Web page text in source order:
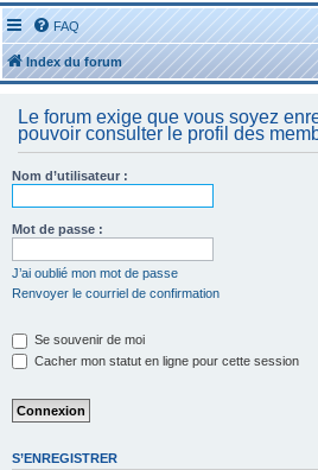
FAQ
Index du forum
Le forum exige que vous soyez
pouvoir consulter le profil des
Nom d’utilisateur :
Mot de passe :
J’ai oublié mon mot de passe
Renvoyer le courriel de confirmation
Se souvenir de moi
Cacher mon statut en ligne pour cette session
S’ENREGISTRER